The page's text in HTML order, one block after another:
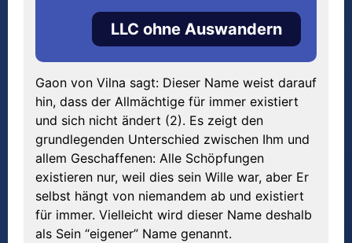
LLC ohne Auswandern
Gaon von Vilna sagt: Dieser Name weist darauf
hin, dass der Allmächtige für immer existiert
und sich nicht ändert (2). Es zeigt den
grundlegenden Unterschied zwischen Ihm und
allem Geschaffenen: Alle Schöpfungen
existieren nur, weil dies sein Wille war, aber Er
selbst hängt von niemandem ab und existiert
für immer. Vielleicht wird dieser Name deshalb
als Sein “eigener” Name genannt.